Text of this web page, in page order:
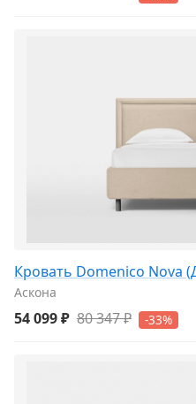
Кровать Domenico Nova
Аскона
54 099 ₽ 80 347 ₽ -33%